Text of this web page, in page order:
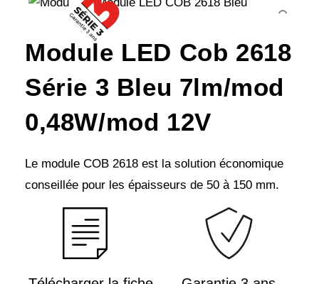
Module LED Cob 2618
Série 3 Bleu 7lm/mod
0,48W/mod 12V
Le module COB 2618 est la solution économique
conseillée pour les épaisseurs de 50 à 150 mm.